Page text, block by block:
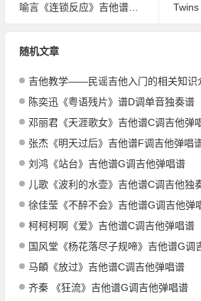
喻言《连锁反应》吉他谱C调吉他弹唱谱
Twins《下
随机文章
吉他教学——民谣吉他入门的相关知识
陈奕迅《粤语残片》谱D调单音独奏谱
邓丽君《天涯歌女》吉他谱C调吉他弹
张杰《明天过后》吉他谱F调吉他弹唱
刘鸿《站台》吉他谱G调吉他弹唱谱
儿歌《波利的水壶》吉他谱C调吉他独
徐佳莹《不醉不会》吉他谱G调吉他弹
柯柯柯啊《爱》吉他谱C调吉他弹唱谱
国风堂《杨花落尽子规啼》吉他谱G调
马頔《放过》吉他谱C调吉他弹唱谱
齐秦 《狂流》吉他谱G调吉他弹唱谱